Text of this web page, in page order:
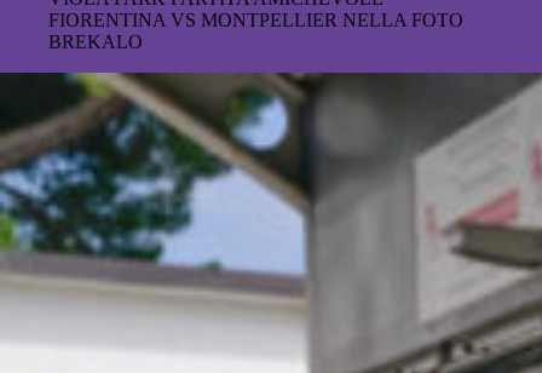
FIORENTINA VS MONTPELLIER NELLA FOTO
BREKALO